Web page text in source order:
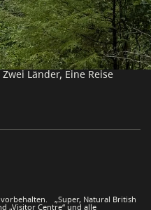
Auf dieser Website
Reisevorschläge
Praktische Tipps
Zwei Länder, Eine Reise
vorbehalten. „Super, Natural British
„Visitor Centre“ und alle